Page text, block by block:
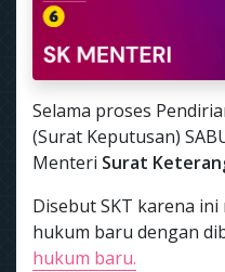
Selama proses
(Surat Keputusan)
Menteri Surat
Disebut SKT karena
hukum baru dengan
hukum baru.